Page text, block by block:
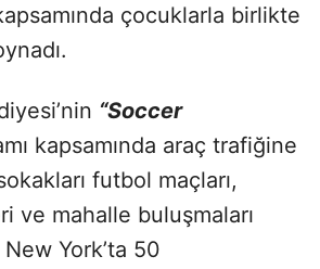
çocuklarla birlikte
“Soccer
kapsamında araç trafiğine
futbol maçları,
ve mahalle buluşmaları
York’ta 50